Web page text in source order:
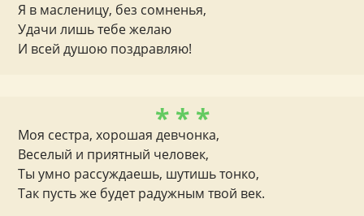
Я в масленицу, без сомненья,
Удачи лишь тебе желаю
И всей душою поздравляю!
* * *
Моя сестра, хорошая девчонка,
Веселый и приятный человек,
Ты умно рассуждаешь, шутишь тонко,
Так пусть же будет радужным твой век.